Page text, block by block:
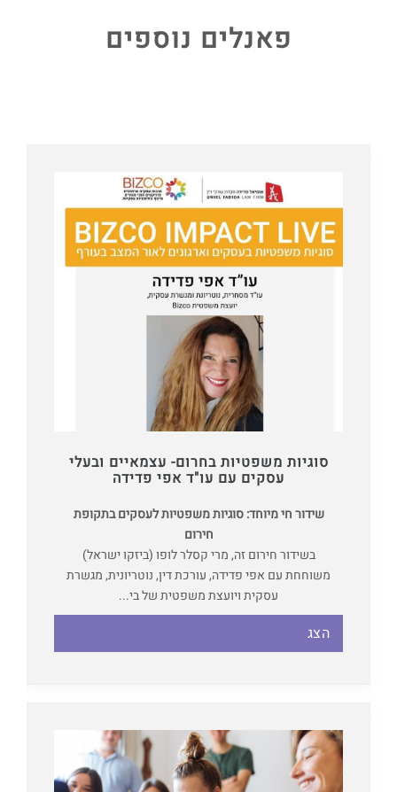
פאנלים נוספים
סוגיות משפטיות בחרום- עצמאיים ובעלי
עסקים עם עו"ד אפי פדידה
שידור חי מיוחד: סוגיות משפטיות לעסקים בתקופת
חירום
בשידור חירום זה, מרי קסלר לופו (ביזקו ישראל)
משוחחת עם אפי פדידה, עורכת דין, נוטריונית, מגשרת
עסקית ויועצת משפטית של בי...
הצג